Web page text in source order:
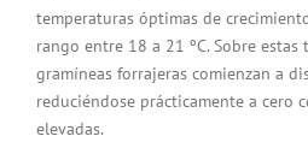
temperaturas óptimas de
rango entre 18 a 21 ºC. Sobre estas
gramíneas forrajeras comienzan a
reduciéndose prácticamente a cero
elevadas.